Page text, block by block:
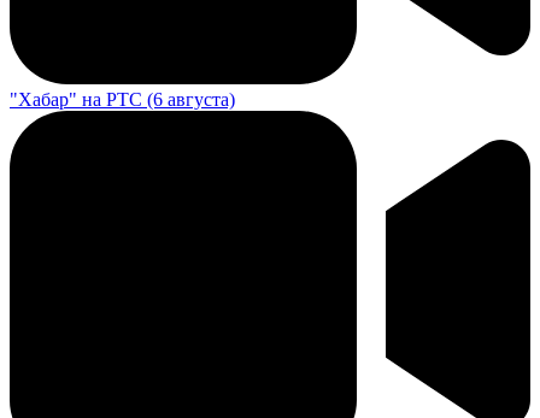
"Хабар" на РТС (6 августа)